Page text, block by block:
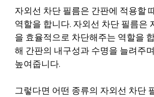
자외선 차단 필름은 간판에 적용할
역할을 합니다. 자외선 차단 필름은
을 효율적으로 차단해주는 역할을
해 간판의 내구성과 수명을 늘려주
높여줍니다.
그렇다면 어떤 종류의 자외선 차단